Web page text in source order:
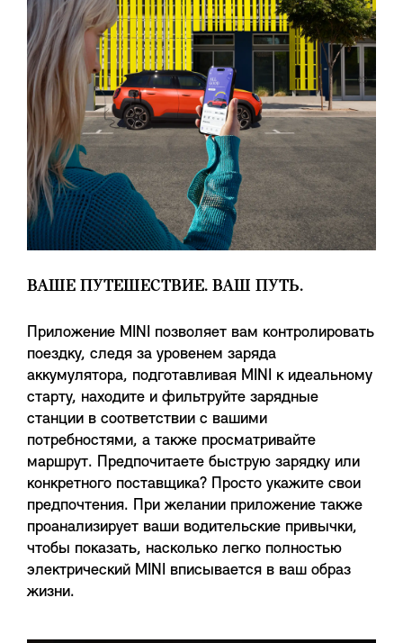
ВАШЕ ПУТЕШЕСТВИЕ. ВАШ ПУТЬ.
Приложение MINI позволяет вам контролировать
поездку, следя за уровенем заряда
аккумулятора, подготавливая MINI к идеальному
старту, находите и фильтруйте зарядные
станции в соответствии с вашими
потребностями, а также просматривайте
маршрут. Предпочитаете быструю зарядку или
конкретного поставщика? Просто укажите свои
предпочтения. При желании приложение также
проанализирует ваши водительские привычки,
чтобы показать, насколько легко полностью
электрический MINI вписывается в ваш образ
жизни.